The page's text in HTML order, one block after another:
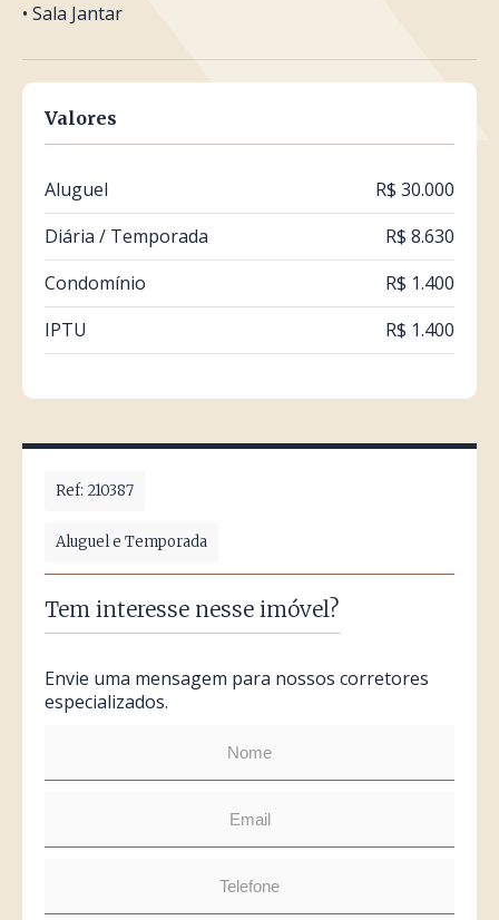
• Sala Jantar
Valores
Aluguel
R$ 30.000
Diária / Temporada
R$ 8.630
Condomínio
R$ 1.400
IPTU
R$ 1.400
Ref: 210387
Aluguel e Temporada
Tem interesse nesse imóvel?
Envie uma mensagem para nossos corretores
especializados.